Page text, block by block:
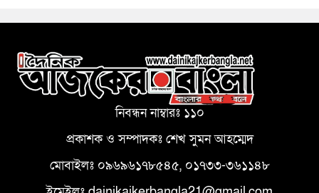
নিবন্ধন নাম্বারঃ ১১০
প্রকাশক ও সম্পাদকঃ শেখ সুমন আহম্মেদ
মোবাইলঃ ০৯৬৯৬১৭৮৫৪৫, ০১৭৩৩-৩৬১১৪৮